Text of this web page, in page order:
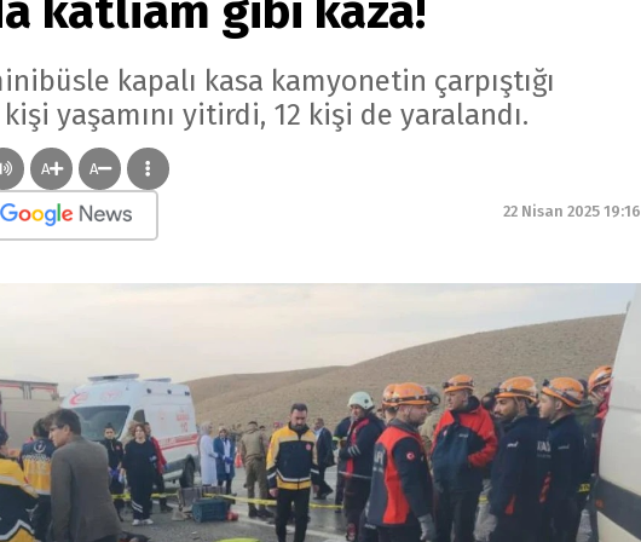
katliam gibi kaza!
kapalı kasa kamyonetin çarpıştığı
kişi yaşamını yitirdi, 12 kişi de yaralandı.
A A
22 Nisan 2025 19:16